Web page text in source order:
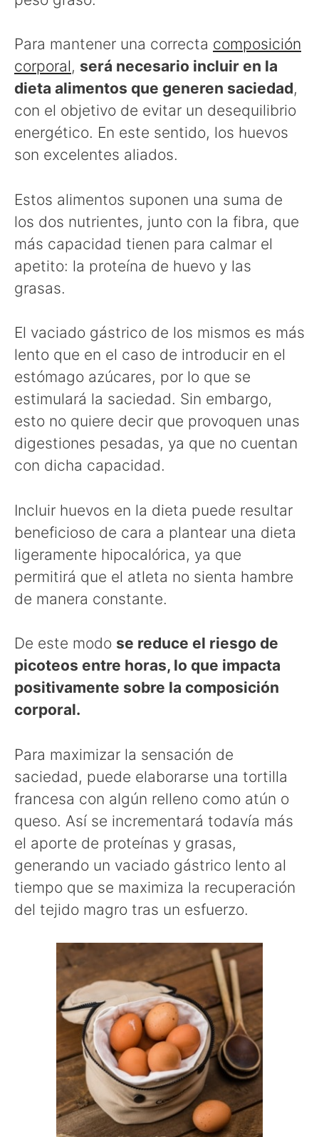
Para mantener una correcta composición
corporal, será necesario incluir en la
dieta alimentos que generen saciedad,
con el objetivo de evitar un desequilibrio
energético. En este sentido, los huevos
son excelentes aliados.
Estos alimentos suponen una suma de
los dos nutrientes, junto con la fibra, que
más capacidad tienen para calmar el
apetito: la proteína de huevo y las
grasas.
El vaciado gástrico de los mismos es más
lento que en el caso de introducir en el
estómago azúcares, por lo que se
estimulará la saciedad. Sin embargo,
esto no quiere decir que provoquen unas
digestiones pesadas, ya que no cuentan
con dicha capacidad.
Incluir huevos en la dieta puede resultar
beneficioso de cara a plantear una dieta
ligeramente hipocalórica, ya que
permitirá que el atleta no sienta hambre
de manera constante.
De este modo se reduce el riesgo de
picoteos entre horas, lo que impacta
positivamente sobre la composición
corporal.
Para maximizar la sensación de
saciedad, puede elaborarse una tortilla
francesa con algún relleno como atún o
queso. Así se incrementará todavía más
el aporte de proteínas y grasas,
generando un vaciado gástrico lento al
tiempo que se maximiza la recuperación
del tejido magro tras un esfuerzo.